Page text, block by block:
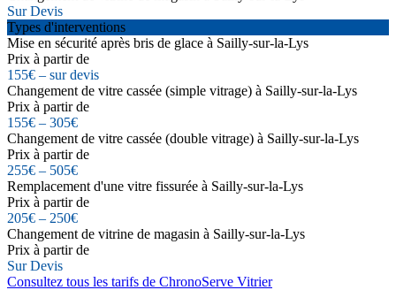
Sur Devis
Types d'interventions
Mise en sécurité après bris de glace à Sailly-sur-la-Lys
Prix à partir de
155€ – sur devis
Changement de vitre cassée (simple vitrage) à Sailly-sur-la-Lys
Prix à partir de
155€ – 305€
Changement de vitre cassée (double vitrage) à Sailly-sur-la-Lys
Prix à partir de
255€ – 505€
Remplacement d'une vitre fissurée à Sailly-sur-la-Lys
Prix à partir de
205€ – 250€
Changement de vitrine de magasin à Sailly-sur-la-Lys
Prix à partir de
Sur Devis
Consultez tous les tarifs de ChronoServe Vitrier